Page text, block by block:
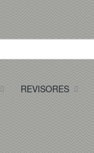
REVISORES